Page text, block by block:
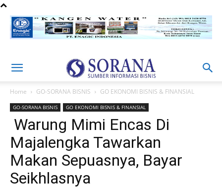
Home GO-SORANA BISNIS GO EKONOMI BISNIS & FINANSIAL
GO-SORANA BISNIS GO EKONOMI BISNIS & FINANSIAL
Warung Mimi Encas Di
Majalengka Tawarkan
Makan Sepuasnya, Bayar
Seikhlasnya